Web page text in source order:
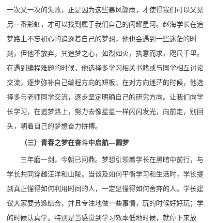
一次又一次的失败，正是因为这些暴风骤雨，才使得我们可以又见
另一番彩虹，才可以找到属于我们自己的闪耀星河。赵海学长在追
梦路上不忘初心的追逐着自己的梦想，他也会遇到一些迷茫的时
刻，但他不放弃，其追梦之心，如烈如火，执意而求，咫尺千里。
在遇到编程难题的时候，他选择多学习相关书籍或与同学相互讨论
交流，逐步弥补自己编程方向的短板；在对方向迷茫的时候，他选
择多与老师同学交流，逐步坚定明确自己的研究方向。让我们向学
长学习，在追梦路上，努力去像星星一样闪闪发光，向前走，别回
头，朝着自己的梦想奋力拼搏。
（三）青春之梦在奋斗中启航—圆梦
三年磨一剑，今朝已问鼎。梦想引领着学长在黑暗中前行，与
学长共同穿越汪洋和山陵。当谈及如何平衡学习和生活时，学长提
到真正懂得如何利用时间的人，一定是懂得如何舍弃的人。学长建
议大家要劳逸结合，并且专注地做一些事情，玩的时候好好玩；学
的时候认真学。特别是当感觉到学习效率低地时候，就停下来放